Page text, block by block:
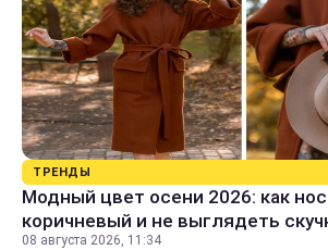
ТРЕНДЫ
Модный цвет осени 2026: как
коричневый и не выглядеть
08 августа 2026, 11:34